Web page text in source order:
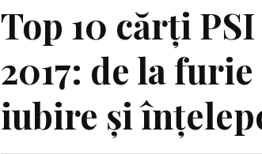
Top 10 cărți
2017: de la
iubire și